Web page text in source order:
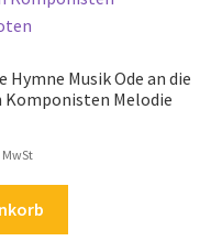
Musik Ode an die
Komponisten Melodie
MwSt